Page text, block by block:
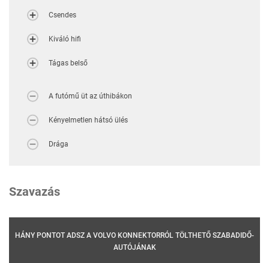
Csendes
Kiváló hifi
Tágas belső
A futómű üt az úthibákon
Kényelmetlen hátsó ülés
Drága
Szavazás
HÁNY PONTOT ADSZ A VOLVO KONNEKTORRÓL TÖLTHETŐ SZABADIDŐ-
AUTÓJÁNAK